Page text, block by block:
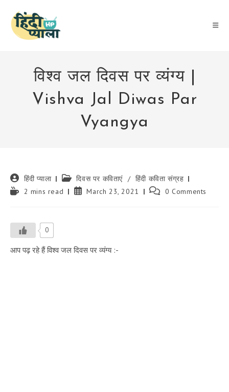
content
विश्व जल दिवस पर व्यंग्य |
Vishva Jal Diwas Par
Vyangya
Post
author:
हिंदी प्याला
Post
category:
दिवस पर कविताएं / हिंदी कविता संग्रह
Reading2 mins read
PostMarch 23, 2021
Post 0 Comments
0
आप पढ़ रहे हैं विश्व जल दिवस पर व्यंग्य :-